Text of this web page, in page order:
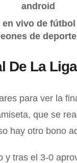
android
vivo de
de
De La
para ver la
que se
hay otro bono
y tras el 3-0